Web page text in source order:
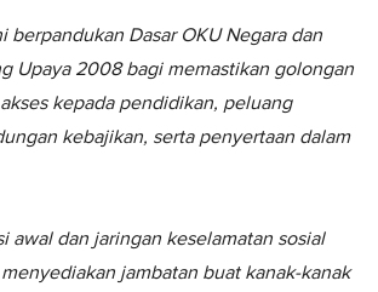
berpandukan Dasar OKU Negara dan
Upaya 2008 bagi memastikan golongan
kepada pendidikan, peluang
kebajikan, serta penyertaan dalam
awal dan jaringan keselamatan sosial
jambatan buat kanak-kanak